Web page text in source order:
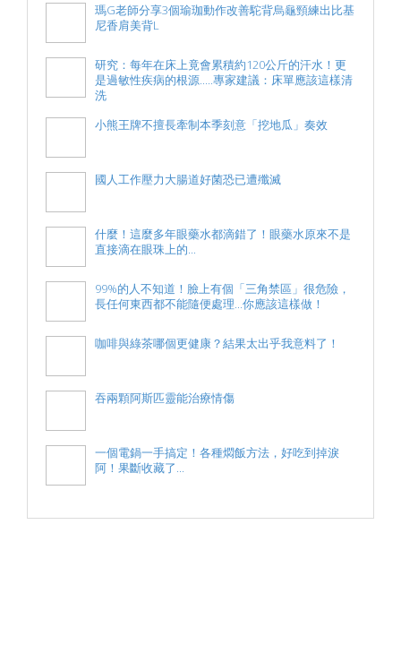
瑪G老師分享3個瑜珈動作改善駝背烏龜頸練出比基
尼香肩美背L
研究：每年在床上竟會累積約120公斤的汗水！更
是過敏性疾病的根源.....專家建議：床單應該這樣清
洗
小熊王牌不擅長牽制本季刻意「挖地瓜」奏效
國人工作壓力大腸道好菌恐已遭殲滅
什麼！這麼多年眼藥水都滴錯了！眼藥水原來不是
直接滴在眼珠上的...
99%的人不知道！臉上有個「三角禁區」很危險，
長任何東西都不能隨便處理...你應該這樣做！
咖啡與綠茶哪個更健康？結果太出乎我意料了！
吞兩顆阿斯匹靈能治療情傷
一個電鍋一手搞定！各種燜飯方法，好吃到掉淚
阿！果斷收藏了...